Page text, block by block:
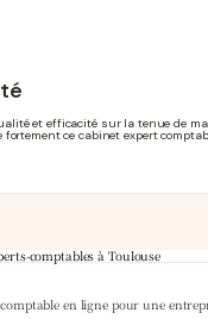
et efficacité sur la tenue de
ce cabinet expert
comptables à Toulouse
en ligne pour une
comptable complet à partir